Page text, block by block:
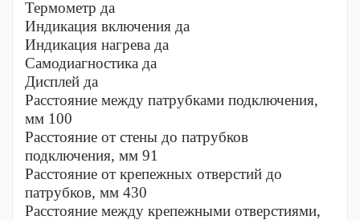
Термометр да
Индикация включения да
Индикация нагрева да
Самодиагностика да
Дисплей да
Расстояние между патрубками подключения,
мм 100
Расстояние от стены до патрубков
подключения, мм 91
Расстояние от крепежных отверстий до
патрубков, мм 430
Расстояние между крепежными отверстиями,